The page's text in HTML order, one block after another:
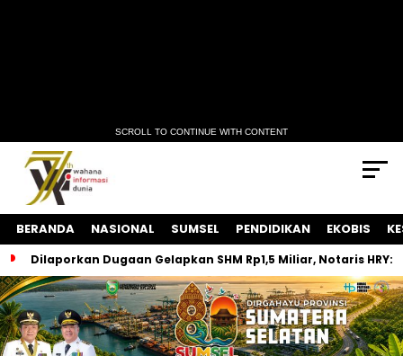
SCROLL TO CONTINUE WITH CONTENT
BERANDA NASIONAL SUMSEL PENDIDIKAN EKOBIS
Dilaporkan Dugaan Gelapkan SHM Rp1,5 Miliar, Notaris